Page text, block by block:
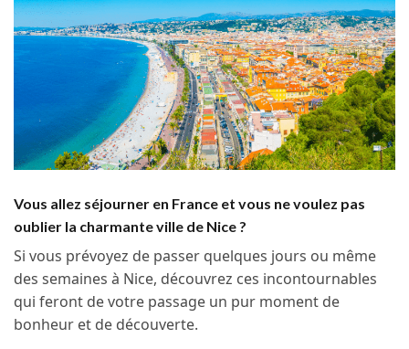
Vous allez séjourner en France et vous ne voulez pas
oublier la charmante ville de Nice ?
Si vous prévoyez de passer quelques jours ou même
des semaines à Nice, découvrez ces incontournables
qui feront de votre passage un pur moment de
bonheur et de découverte.